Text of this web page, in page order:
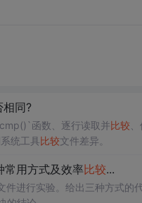
相同?
函数、逐行读取并比较、
统工具比较文件差异。
常用方式及效率比较...
件进行实验。给出三种方式的